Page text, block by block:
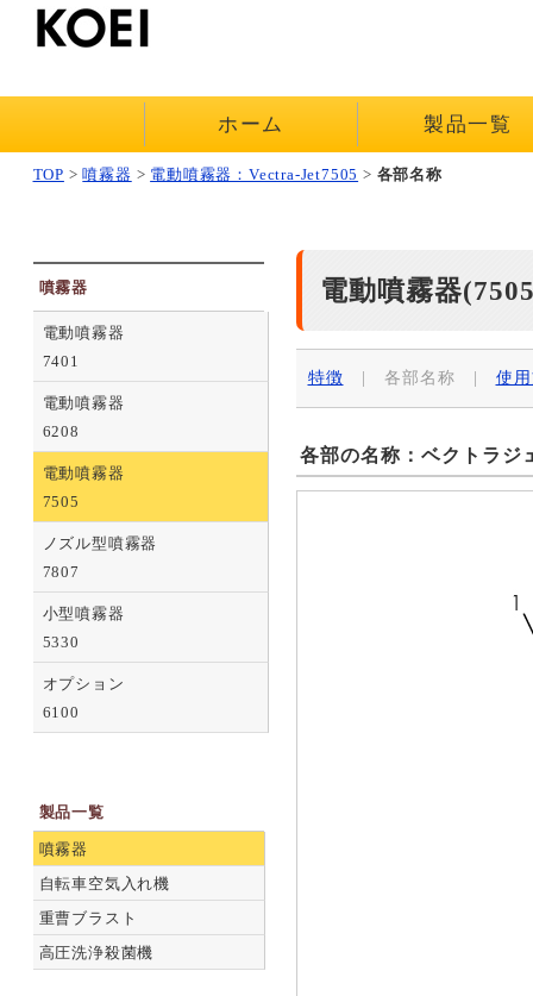
ホーム 製品一覧
TOP >噴霧器 > 電動噴霧器：Vectra-Jet7505 > 各部名称
噴霧器
電動噴霧器
7401
電動噴霧器
6208
電動噴霧器
7505
ノズル型噴霧器
7807
小型噴霧器
5330
オプション
6100
電動噴霧器
特徴 | 各部名称 | 使
各部の名称：ベクトラジ
製品一覧
噴霧器
自転車空気入れ機
重曹ブラスト
高圧洗浄殺菌機